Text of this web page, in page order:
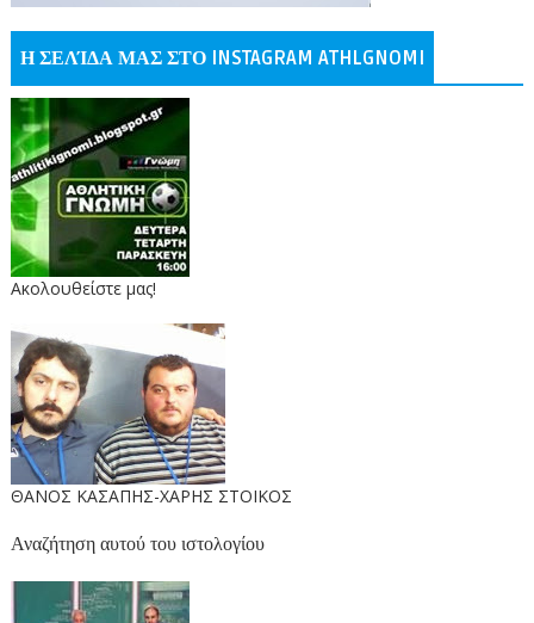
Η ΣΕΛΊΔΑ ΜΑΣ ΣΤΟ INSTAGRAM ATHLGNOMI
Ακολουθείστε μας!
ΘΑΝΟΣ ΚΑΣΑΠΗΣ-ΧΑΡΗΣ ΣΤΟΙΚΟΣ
Αναζήτηση αυτού του ιστολογίου